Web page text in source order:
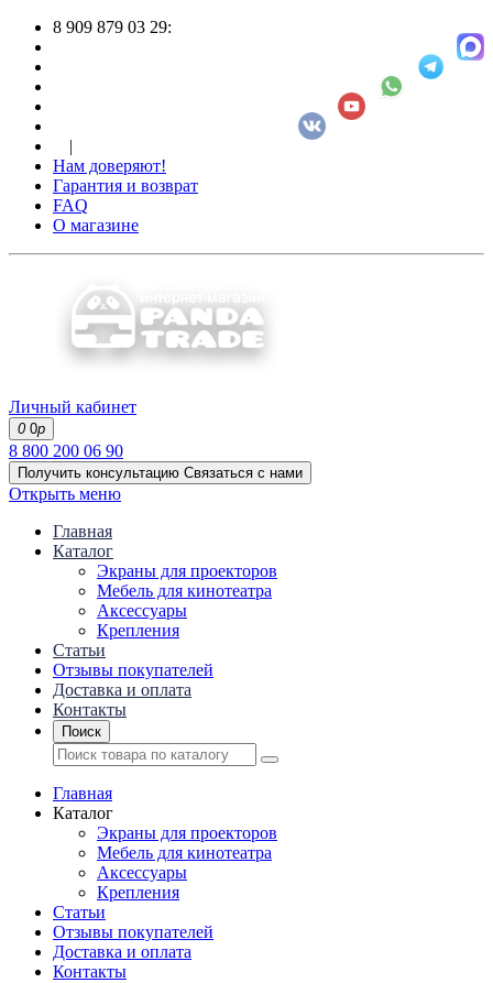
8 909 879 03 29:
|
Нам доверяют!
Гарантия и возврат
FAQ
О магазине
Личный кабинет
0 0р
8 800 200 06 90
Получить консультацию Связаться с нами
Открыть меню
Главная
Каталог
Экраны для проекторов
Mебель для кинотеатра
Аксессуары
Крепления
Статьи
Отзывы покупателей
Доставка и оплата
Контакты
Поиск
Главная
Каталог
Экраны для проекторов
Mебель для кинотеатра
Аксессуары
Крепления
Статьи
Отзывы покупателей
Доставка и оплата
Контакты